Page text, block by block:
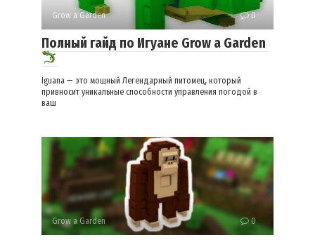
Grow a Garden 0
Полный гайд по Игуане Grow a Garden
Iguana — это мощный Легендарный питомец, который
привносит уникальные способности управления погодой в
ваш
Grow a Garden 0